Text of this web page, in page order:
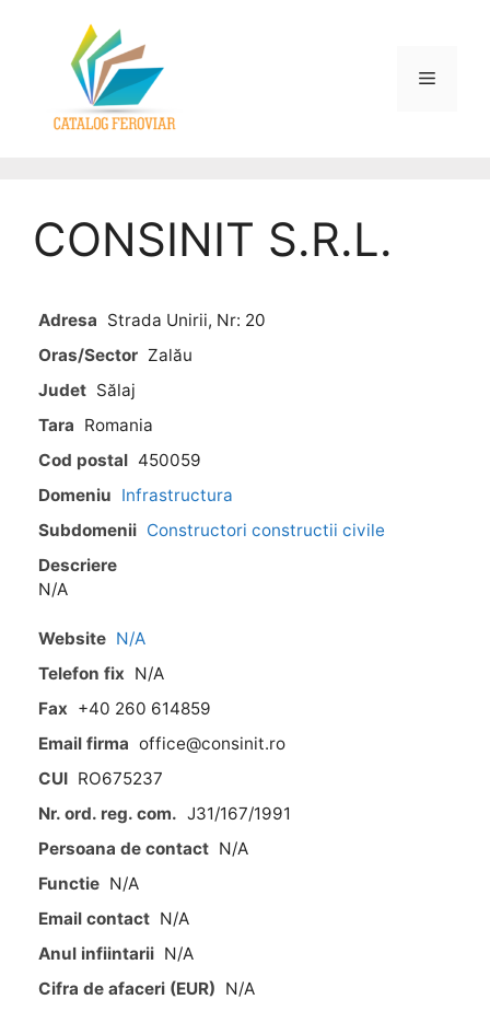
CONSINIT S.R.L.
Adresa Strada Unirii, Nr: 20
Oras/Sector Zalău
Judet Sălaj
Tara Romania
Cod postal 450059
Domeniu Infrastructura
Subdomenii Constructori constructii civile
Descriere
N/A
Website N/A
Telefon fix N/A
Fax +40 260 614859
Email firma office@consinit.ro
CUI RO675237
Nr. ord. reg. com. J31/167/1991
Persoana de contact N/A
Functie N/A
Email contact N/A
Anul infiintarii N/A
Cifra de afaceri (EUR) N/A